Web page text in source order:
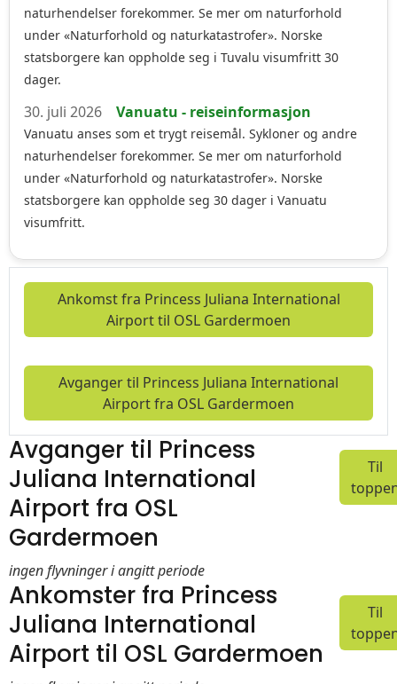
naturhendelser forekommer. Se mer om naturforhold
under «Naturforhold og naturkatastrofer». Norske
statsborgere kan oppholde seg i Tuvalu visumfritt 30
dager.
30. juli 2026 Vanuatu - reiseinformasjon
Vanuatu anses som et trygt reisemål. Sykloner og andre
naturhendelser forekommer. Se mer om naturforhold
under «Naturforhold og naturkatastrofer». Norske
statsborgere kan oppholde seg 30 dager i Vanuatu
visumfritt.
Ankomst fra Princess Juliana International
Airport til OSL Gardermoen
Avganger til Princess Juliana International
Airport fra OSL Gardermoen
Avganger til Princess
Juliana International
Airport fra OSL
Gardermoen
Til
ingen flyvninger i angitt periode
Ankomster fra Princess
Juliana International
Airport til OSL Gardermoen
Til